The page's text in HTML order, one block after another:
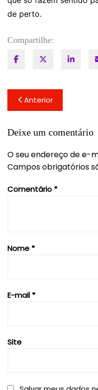
de perto.
Compartilhe:
Navegação
de
Post
Anterior
Deixe um comentário
O seu endereço de e-
Campos obrigatórios
Comentário *
Nome *
E-mail *
Site